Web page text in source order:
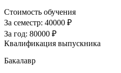
Стоимость обучения
За семестр: 40000 ₽
За год: 80000 ₽
Квалификация выпускника
Бакалавр